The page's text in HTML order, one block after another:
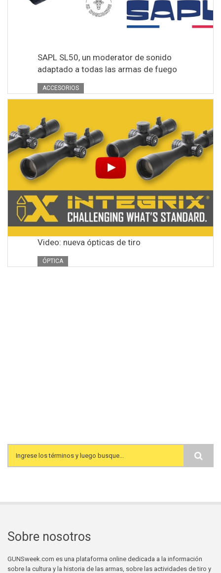
SAPL SL50, un moderator de sonido
adaptado a todas las armas de fuego
ACCESORIOS
Video: nueva ópticas de tiro
ÓPTICA
Search form
Sobre nosotros
GUNSweek.com es una plataforma online dedicada a la información
sobre la cultura y la historia de las armas, sobre las actividades de tiro y